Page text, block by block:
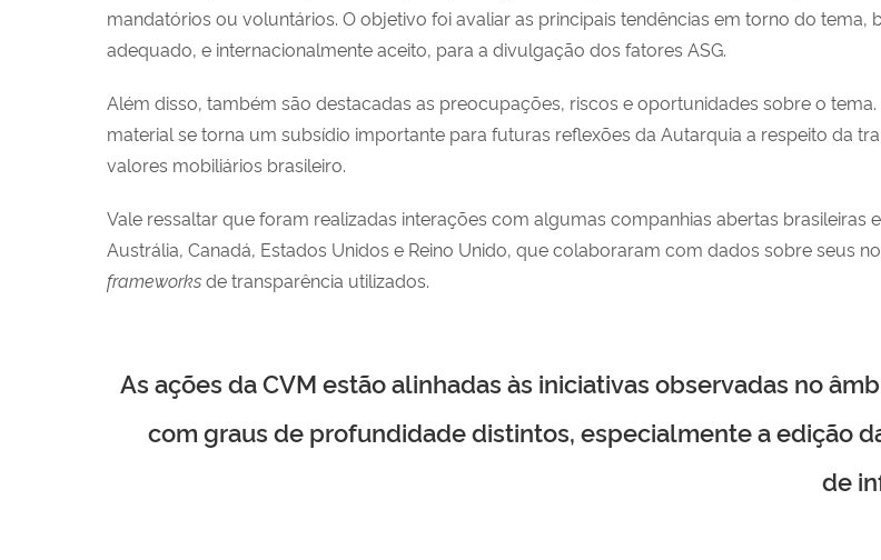
mandatórios ou voluntários. O objetivo foi avaliar as principais tendências em torno do
adequado, e internacionalmente aceito, para a divulgação dos fatores ASG.
Além disso, também são destacadas as preocupações, riscos e oportunidades sobre o
material se torna um subsídio importante para futuras reflexões da Autarquia a respeito da
valores mobiliários brasileiro.
Vale ressaltar que foram realizadas interações com algumas companhias abertas
Austrália, Canadá, Estados Unidos e Reino Unido, que colaboraram com dados sobre seus
frameworksde transparência utilizados.
As ações da CVM estão alinhadas às iniciativas observadas no
com graus de profundidade distintos, especialmente a edição
de